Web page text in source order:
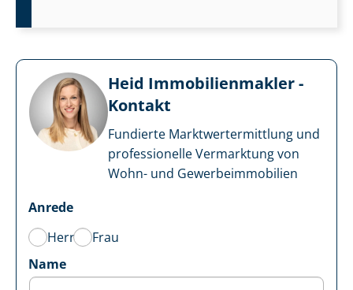
Heid Im­mo­bi­li­en­mak­ler -
Kontakt
Fundierte Markt­wert­ermitt­lung und
professionelle Vermarktung von
Wohn- und Ge­wer­be­im­mo­bi­li­en
Anrede
Herr
Frau
Name